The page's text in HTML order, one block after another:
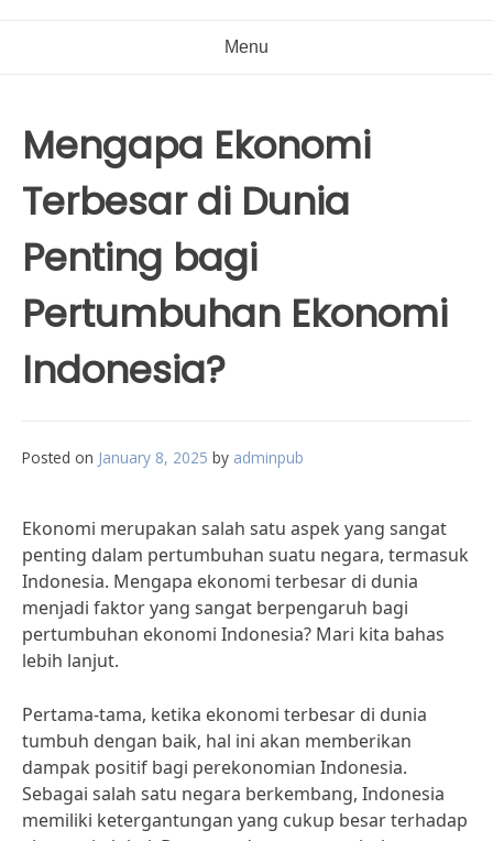
Menu
Mengapa Ekonomi
Terbesar di Dunia
Penting bagi
Pertumbuhan Ekonomi
Indonesia?
Posted on January 8, 2025 by adminpub
Ekonomi merupakan salah satu aspek yang sangat
penting dalam pertumbuhan suatu negara, termasuk
Indonesia. Mengapa ekonomi terbesar di dunia
menjadi faktor yang sangat berpengaruh bagi
pertumbuhan ekonomi Indonesia? Mari kita bahas
lebih lanjut.
Pertama-tama, ketika ekonomi terbesar di dunia
tumbuh dengan baik, hal ini akan memberikan
dampak positif bagi perekonomian Indonesia.
Sebagai salah satu negara berkembang, Indonesia
memiliki ketergantungan yang cukup besar terhadap